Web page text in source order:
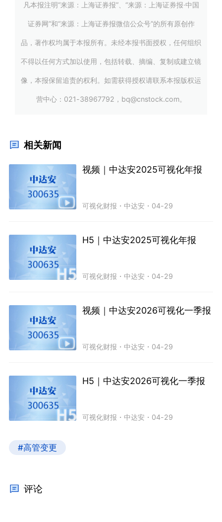
凡本报注明“来源：上海证券报”、“来源：上海证券报·中国
证券网”和“来源：上海证券报微信公众号”的所有原创作
品，著作权均属于本报所有。未经本报书面授权，任何组织
不得以任何方式加以使用，包括转载、摘编、复制或建立镜
像，本报保留追责的权利。如需获得授权请联系本报版权运
营中心：021-38967792，bq@cnstock.com。
相关新闻
视频｜中达安2025可视化年报
可视化财报 ・ 中达安 ・ 04-29
H5｜中达安2025可视化年报
可视化财报 ・ 中达安 ・ 04-29
视频｜中达安2026可视化一季报
可视化财报 ・ 中达安 ・ 04-29
H5｜中达安2026可视化一季报
可视化财报 ・ 中达安 ・ 04-29
#高管变更
评论